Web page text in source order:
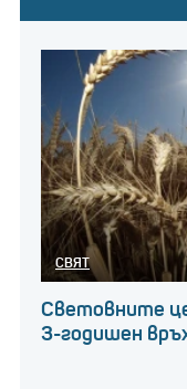
СВЯТ
Световните
3-годишен